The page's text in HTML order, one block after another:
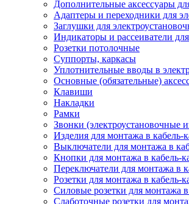
Дополнительные аксессуары
Адаптеры и переходники для
Заглушки для
Индикаторы и рассеиватели
Розетки потолочные
Суппорты, каркасы
Уплотнительные вводы в
Основные (обязательные)
Клавиши
Накладки
Рамки
Звонки (электроустановочные
Изделия для монтажа в кабель-
Выключатели для монтажа в
Кнопки для монтажа в кабель-
Переключатели для монтажа в
Розетки для монтажа в кабель-
Силовые розетки для монтажа
Слаботочные розетки для